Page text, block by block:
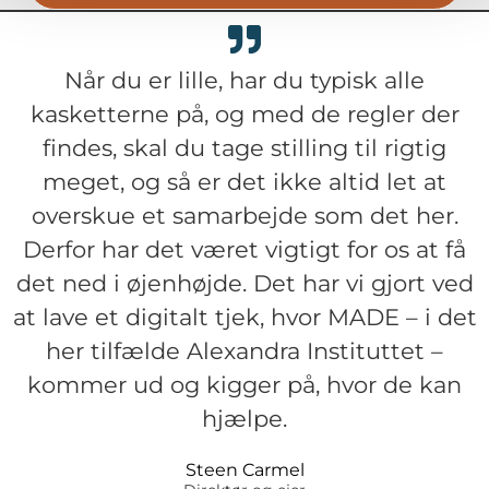
Når du er lille, har du typisk alle
kasketterne på, og med de regler der
findes, skal du tage stilling til rigtig
meget, og så er det ikke altid let at
overskue et samarbejde som det her.
Derfor har det været vigtigt for os at få
det ned i øjenhøjde. Det har vi gjort ved
at lave et digitalt tjek, hvor MADE – i det
her tilfælde Alexandra Instituttet –
kommer ud og kigger på, hvor de kan
hjælpe.
Steen Carmel